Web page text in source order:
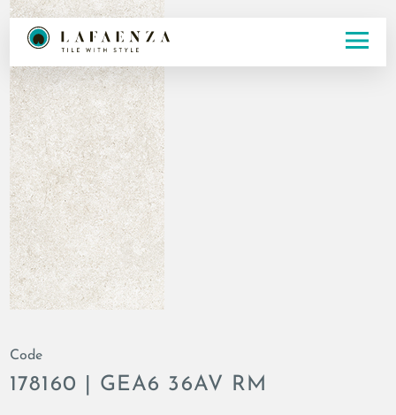
Code
178160 | GEA6 36AV RM